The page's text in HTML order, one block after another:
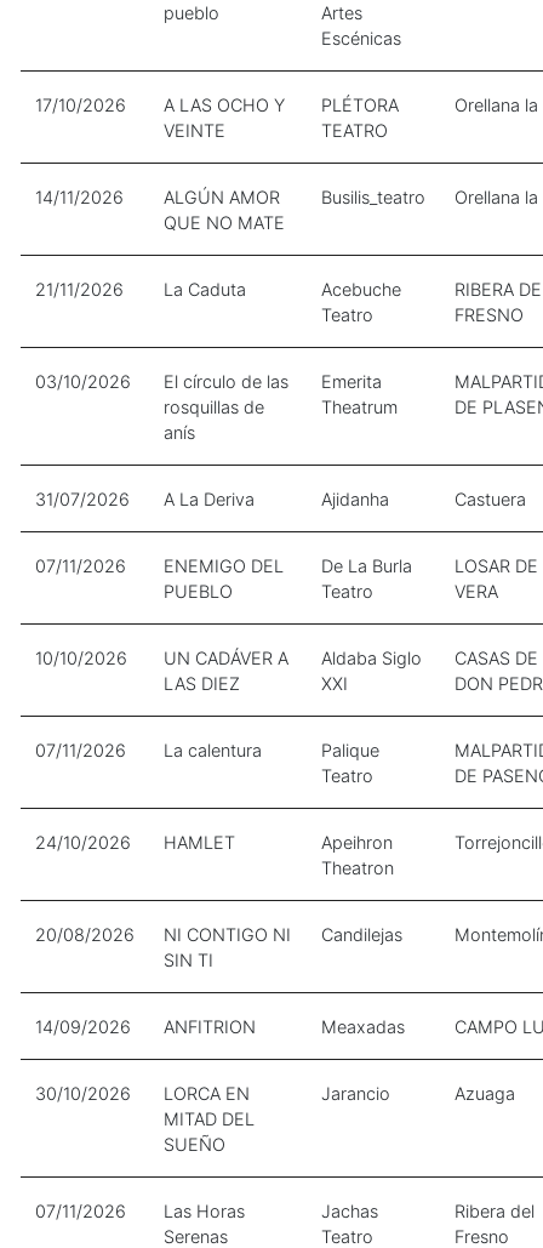
pueblo
Artes
Escénicas
17/10/2026
A LAS OCHO Y
VEINTE
PLÉTORA
TEATRO
Orellana la
14/11/2026
ALGÚN AMOR
QUE NO MATE
Busilis_teatro Orellana la
21/11/2026 La Caduta
Acebuche
Teatro
RIBERA
FRESNO
03/10/2026
El círculo de las
rosquillas de
anís
Emerita
Theatrum
DE
31/07/2026 A La Deriva Ajidanha Castuera
07/11/2026
ENEMIGO DEL
PUEBLO
De La Burla
Teatro
LOSAR
VERA
10/10/2026
UN CADÁVER A
LAS DIEZ
Aldaba Siglo
XXI
CASAS DE
DON
07/11/2026 La calentura
Palique
Teatro
DE
24/10/2026 HAMLET
Apeihron
Theatron
20/08/2026
NI CONTIGO NI
SIN TI
Candilejas
14/09/2026 ANFITRION Meaxadas CAMPO
30/10/2026
LORCA EN
MITAD DEL
SUEÑO
Jarancio Azuaga
07/11/2026
Las Horas
Serenas
Jachas
Teatro
Ribera del
Fresno